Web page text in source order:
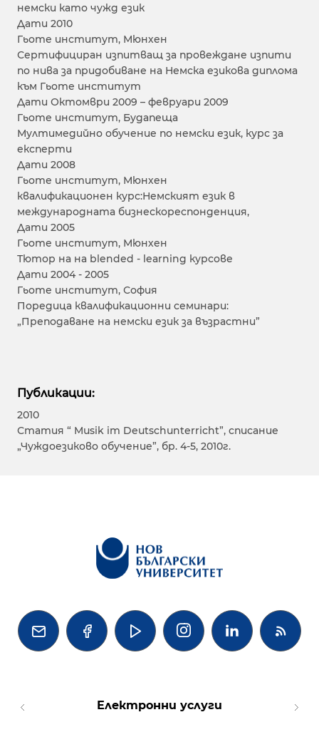
немски като чужд език
Дати 2010
Гьоте институт, Мюнхен
Сертифициран изпитващ за провеждане изпити
по нива за придобиване на Немска езикова диплома
към Гьоте институт
Дати Октомври 2009 – февруари 2009
Гьоте институт, Будапеща
Мултимедийно обучение по немски език, курс за
експерти
Дати 2008
Гьоте институт, Мюнхен
квалификационен курс:Немският език в
международната бизнескореспонденция,
Дати 2005
Гьоте институт, Мюнхен
Тютор на на blended - learning курсове
Дати 2004 - 2005
Гьоте институт, София
Поредица квалификационни семинари:
„Преподаване на немски език за възрастни”
Публикации:
2010
Статия “ Musik im Deutschunterricht”, списание
„Чуждоезиково обучение”, бр. 4-5, 2010г.
   
Електронни услуги